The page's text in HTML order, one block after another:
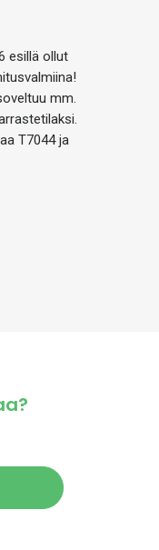
esillä ollut
mm.
T7044 ja